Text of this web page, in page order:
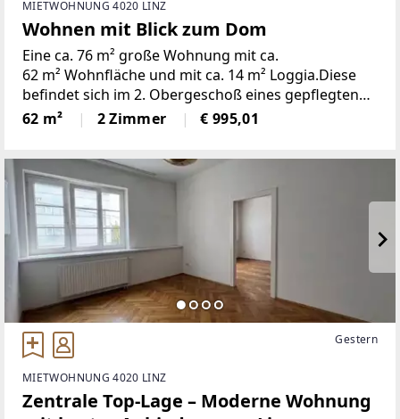
MIETWOHNUNG 4020 LINZ
Wohnen mit Blick zum Dom
Eine ca. 76 m² große Wohnung mit ca.
62 m² Wohnfläche und mit ca. 14 m² Loggia.Diese
befindet sich im 2. Obergeschoß eines gepflegten
Wohnhauses mit Lift (Zwischengeschoß). Im
Wohnhaus herrscht eine ruhige Atmosphäre mit
62 m² 2 Zimmer € 995,01
Gestern
MIETWOHNUNG 4020 LINZ
Zentrale Top-Lage – Moderne Wohnung